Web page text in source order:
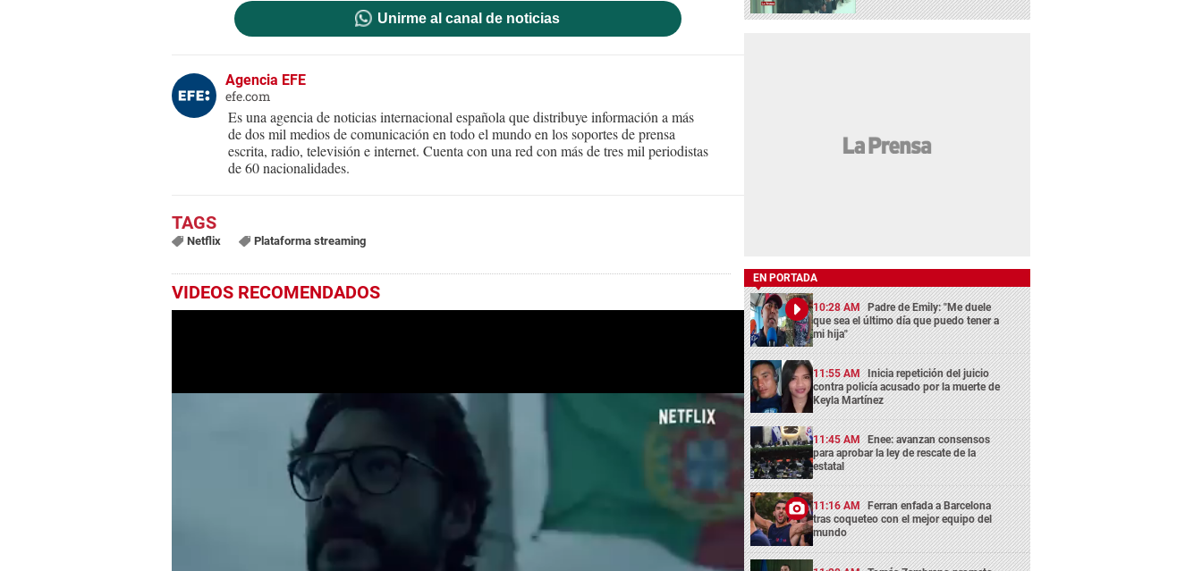
Unirme al canal de noticias
Agencia EFE
efe.com
Es una agencia de noticias internacional española que distribuye información a más
de dos mil medios de comunicación en todo el mundo en los soportes de prensa
escrita, radio, televisión e internet. Cuenta con una red con más de tres mil periodistas
de 60 nacionalidades.
Netflix Plataforma streaming
VIDEOS RECOMENDADOS
EN PORTADA
10:28 AM Padre de Emily: "Me duele
que sea el último día que puedo tener a
mi hija"
11:55 AM Inicia repetición del juicio
contra policía acusado por la muerte de
Keyla Martínez
11:45 AM Enee: avanzan consensos
para aprobar la ley de rescate de la
estatal
11:16 AM Ferran enfada a Barcelona
tras coqueteo con el mejor equipo del
mundo